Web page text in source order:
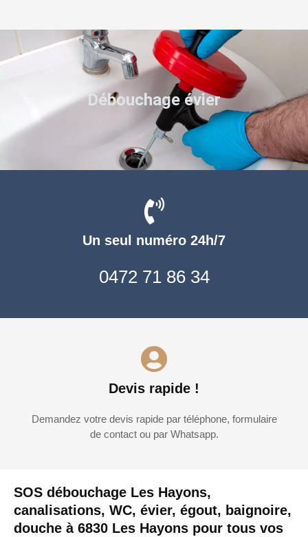
SOS débouchage Les Hayons,
canalisations, WC, évier, égout, baignoire,
douche à 6830 Les Hayons pour tous vos
Un seul numéro 24h/7
0472 71 86 34
Devis rapide !
Demandez votre devis rapide par téléphone, formulaire
de contact ou par Whatsapp.
Débouchage évier